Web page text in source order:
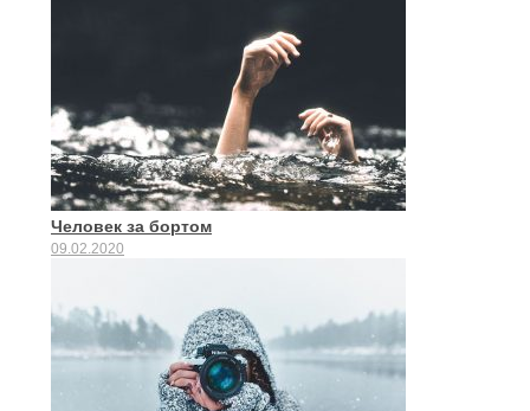
Человек за бортом
09.02.2020